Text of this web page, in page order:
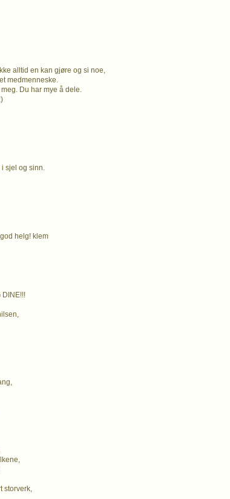
alltid en kan gjøre og si noe,
medmenneske.
Du har mye å dele.
sjel og sinn.
helg! klem
DINE!!!
storverk,